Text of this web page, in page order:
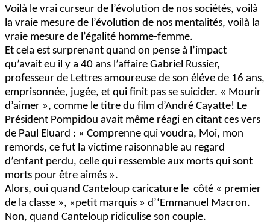
Voilà le vrai curseur de l’évolution de nos sociétés, voilà
la vraie mesure de l’évolution de nos mentalités, voilà la
vraie mesure de l’égalité homme-femme.
Et cela est surprenant quand on pense à l’impact
qu’avait eu il y a 40 ans l’affaire Gabriel Russier,
professeur de Lettres amoureuse de son éléve de 16 ans,
emprisonnée, jugée, et qui finit pas se suicider. « Mourir
d’aimer », comme le titre du film d’André Cayatte! Le
Président Pompidou avait même réagi en citant ces vers
de Paul Eluard : « Comprenne qui voudra, Moi, mon
remords, ce fut la victime raisonnable au regard
d’enfant perdu, celle qui ressemble aux morts qui sont
morts pour être aimés ».
Alors, oui quand Canteloup caricature le côté « premier
de la classe », «petit marquis » d’‘Emmanuel Macron.
Non, quand Canteloup ridiculise son couple.